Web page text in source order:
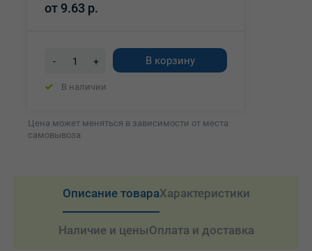
от 9.63 р.
- + В корзину
В наличии
Цена может меняться в зависимости от места
самовывоза
Описание товараХарактеристики
Наличие и ценыОплата и доставка